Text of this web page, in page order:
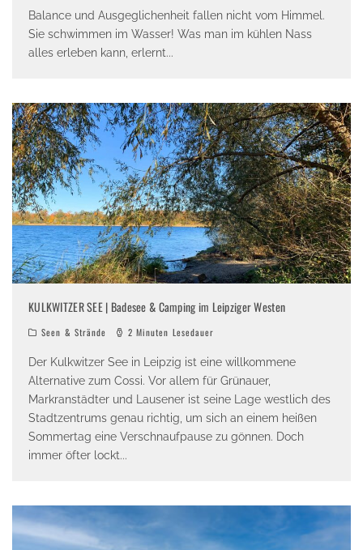
Balance und Ausgeglichenheit fallen nicht vom Himmel.
Sie schwimmen im Wasser! Was man im kühlen Nass
alles erleben kann, erlernt...
KULKWITZER SEE | Badesee & Camping im Leipziger Westen
Seen & Strände 2 Minuten Lesedauer
Der Kulkwitzer See in Leipzig ist eine willkommene
Alternative zum Cossi. Vor allem für Grünauer,
Markranstädter und Lausener ist seine Lage westlich des
Stadtzentrums genau richtig, um sich an einem heißen
Sommertag eine Verschnaufpause zu gönnen. Doch
immer öfter lockt...